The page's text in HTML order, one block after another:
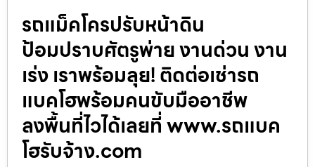
รถแม็คโครปรับหน้าดิน
ป้อมปราบศัตรูพ่าย งานด่วน งาน
เร่ง เราพร้อมลุย! ติดต่อเช่ารถ
แบคโฮพร้อมคนขับมืออาชีพ
ลงพื้นที่ไวได้เลยที่ www.รถแบค
โฮรับจ้าง.com